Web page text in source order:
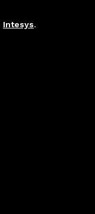
Intesys.